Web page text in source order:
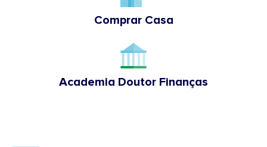
Comprar Casa
Academia Doutor Finanças